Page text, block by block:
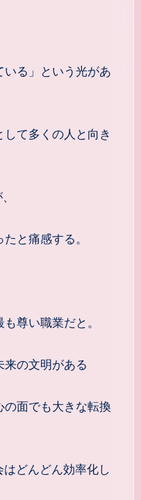
る」という光があ
て多くの人と向き
と痛感する。
尊い職業だと。
の文明がある
の面でも大きな転換
どんどん効率化し